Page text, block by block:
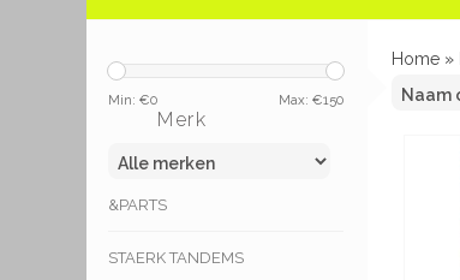
Min: €0 Max: €150
Merk
&PARTS
STAERK TANDEMS
Home »